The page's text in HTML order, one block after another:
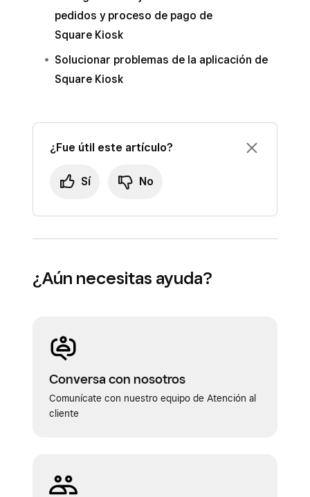
kiosco o selecciónalo y haz clic en
Acciones.
pedidos y proceso de pago de
Square Kiosk
Solucionar problemas de la aplicación de
Square Kiosk
¿Fue útil este artículo?
Sí No
¿Aún necesitas ayuda?
Conversa con nosotros
Comunícate con nuestro equipo de Atención al
cliente